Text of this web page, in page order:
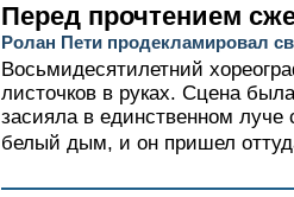
Перед прочтением
Ролан Пети продекламировал
Восьмидесятилетний
листочков в руках. Сцена
засияла в единственном луче
белый дым, и он пришел